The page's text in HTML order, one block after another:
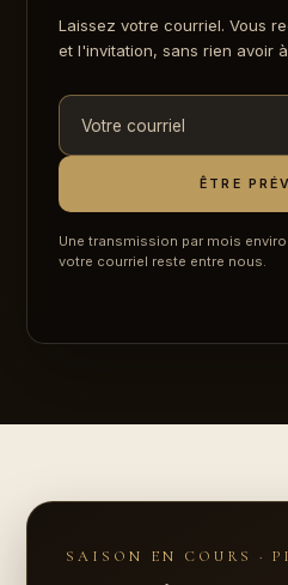
Laissez votre courriel. Vous
et l'invitation, sans rien avoir
Votre
courriel
ÊTRE
Une transmission par mois
votre courriel reste entre nous.
SAISON EN COURS ·